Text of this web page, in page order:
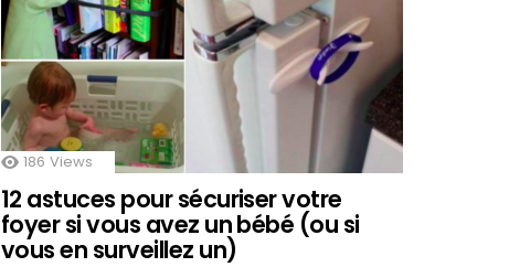
186 Views
12 astuces pour sécuriser votre
foyer si vous avez un bébé (ou si
vous en surveillez un)